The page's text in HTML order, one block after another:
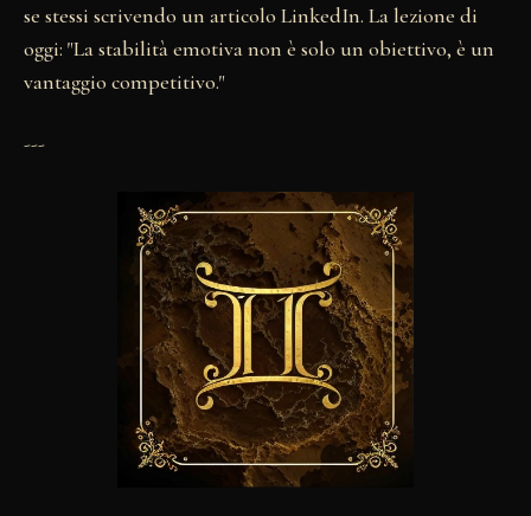
se stessi scrivendo un articolo LinkedIn. La lezione di
oggi: "La stabilità emotiva non è solo un obiettivo, è un
vantaggio competitivo."
---